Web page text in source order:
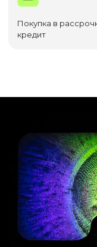
Покупка в
кредит